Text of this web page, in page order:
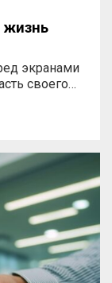
жизнь
экранами
своего…